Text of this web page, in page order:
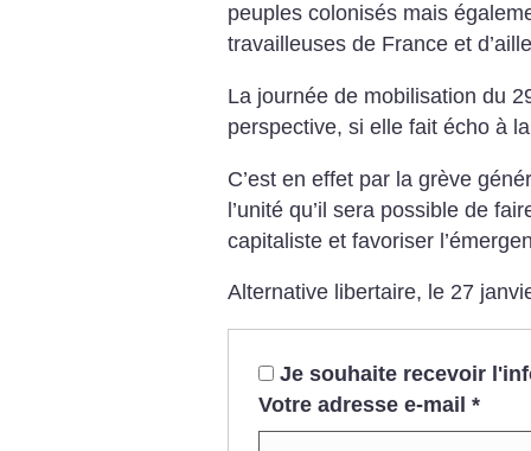
peuples colonisés mais
travailleuses de France et
La journée de mobilisation du
perspective, si elle fait écho à
C’est en effet par la grève
l’unité qu’il sera possible de
capitaliste et favoriser
Alternative libertaire, le 27
Je souhaite recevoir
Votre adresse e-mail *